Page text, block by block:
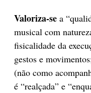
Valoriza-se a
musical com
fisicalidade da
gestos e
(não como
é “realçada” e